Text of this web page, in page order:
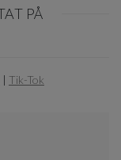
PÅ
| Tik-Tok